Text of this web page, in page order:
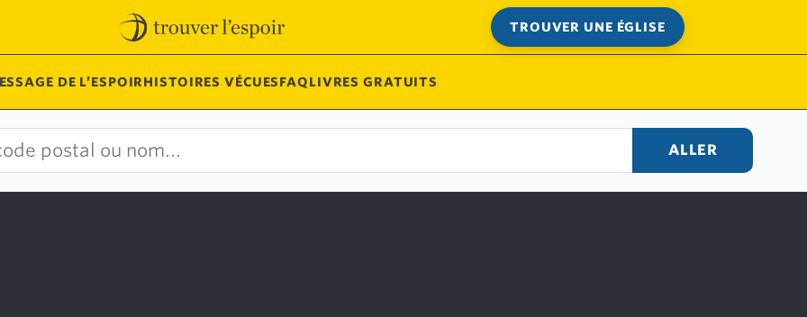
TROUVER UNE ÉGLISE
DE L’ESPOIRHISTOIRES VÉCUESFAQLIVRES GRATUITS
ALLER